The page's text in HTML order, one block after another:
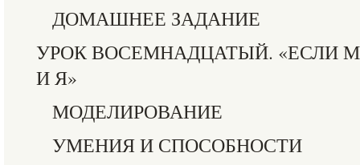
ДОМАШНЕЕ ЗАДАНИЕ
УРОК ВОСЕМНАДЦАТЫЙ. «ЕСЛИ
И Я»
МОДЕЛИРОВАНИЕ
УМЕНИЯ И СПОСОБНОСТИ